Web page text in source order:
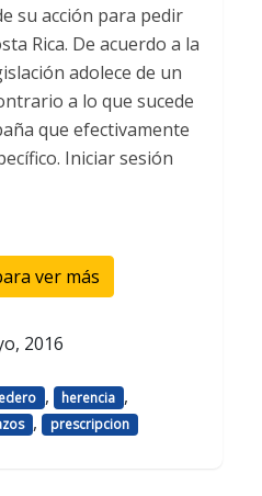
su acción para pedir
Rica. De acuerdo a la
adolece de un
a lo que sucede
que efectivamente
Iniciar sesión
ver más
2016
, herencia ,
, prescripcion